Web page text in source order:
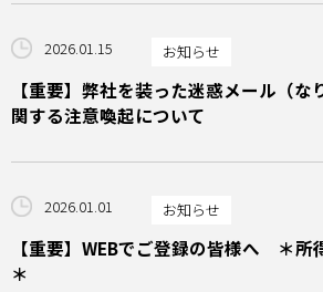
2026.01.15 お知らせ
【重要】弊社を装った迷惑メール（な
関する注意喚起について
2026.01.01 お知らせ
【重要】WEBでご登録の皆様へ ＊所
＊